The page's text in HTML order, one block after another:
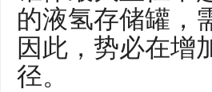
的液氢存储罐，
因此，势必在增
径。